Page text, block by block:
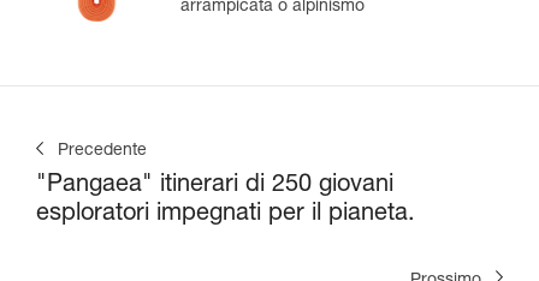
arrampicata o alpinismo
Precedente
"Pangaea" itinerari di 250 giovani
esploratori impegnati per il pianeta.